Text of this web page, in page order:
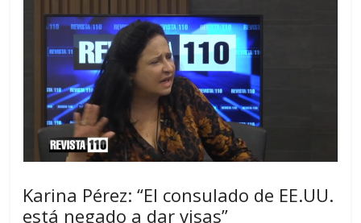
Karina Pérez: “El consulado de EE.UU.
está negado a dar visas”